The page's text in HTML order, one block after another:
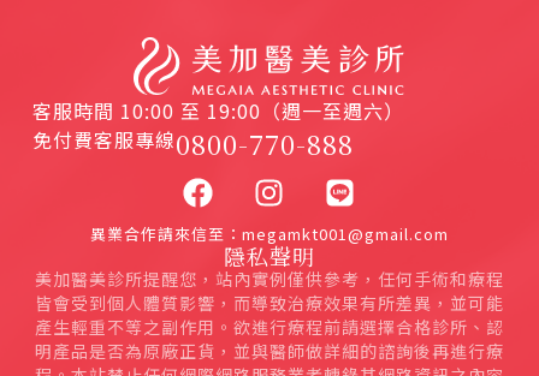
客服時間 10:00 至 19:00（週一至週六）
免付費客服專線0800-770-888
異業合作請來信至：megamkt001@gmail.com
隱私聲明
美加醫美診所提醒您，站內實例僅供參考，任何手術和療程
皆會受到個人體質影響，而導致治療效果有所差異，並可能
產生輕重不等之副作用。欲進行療程前請選擇合格診所、認
明產品是否為原廠正貨，並與醫師做詳細的諮詢後再進行療